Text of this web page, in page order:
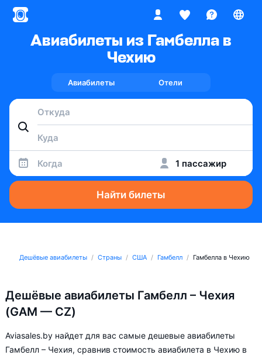
Авиабилеты из Гамбелла в
Чехию
Авиабилеты Отели
Когда 1 пассажир
Найти билеты
Дешёвые авиабилеты Страны США Гамбелл Гамбелла в Чехию
Дешёвые авиабилеты Гамбелл – Чехия
(GAM — CZ)
Aviasales.by найдет для вас самые дешевые авиабилеты
Гамбелл – Чехия, сравнив стоимость авиабилета в Чехию в